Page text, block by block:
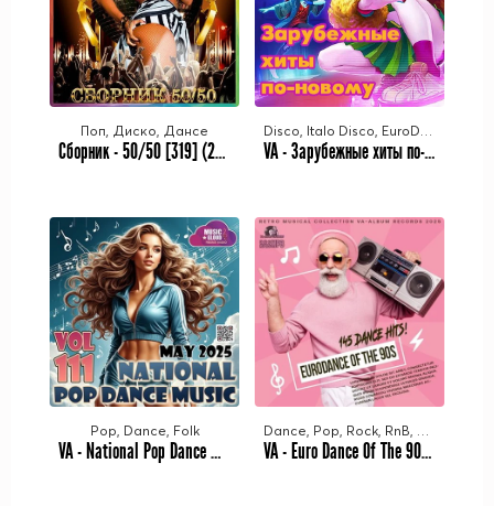
Поп, Диско, Дансе
Сборник - 50/50 [319] (2025) MP3 от Виталия 72 VA - Зарубежные хиты по-новому [78] (2014-2023/2024) MP3
Pop, Dance, Folk
VA - National Pop Dance Music Vol. 111 (2025) MP3 VA - Euro Dance Of The 90S (2025) MP3